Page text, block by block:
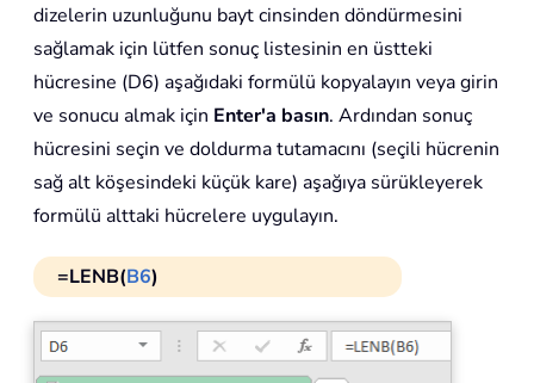
dizelerin uzunluğunu bayt cinsinden döndürmesini
sağlamak için lütfen sonuç listesinin en üstteki
hücresine (D6) aşağıdaki formülü kopyalayın veya girin
ve sonucu almak için Enter'a basın. Ardından sonuç
hücresini seçin ve doldurma tutamacını (seçili hücrenin
sağ alt köşesindeki küçük kare) aşağıya sürükleyerek
formülü alttaki hücrelere uygulayın.
=LENB(B6)